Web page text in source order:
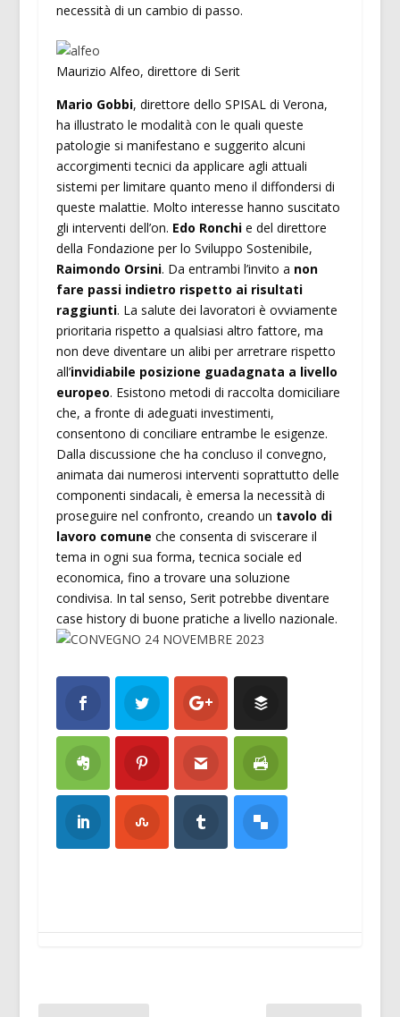
necessità di un cambio di passo.
Maurizio Alfeo, direttore di Serit
Mario Gobbi, direttore dello SPISAL di Verona,
ha illustrato le modalità con le quali queste
patologie si manifestano e suggerito alcuni
accorgimenti tecnici da applicare agli attuali
sistemi per limitare quanto meno il diffondersi di
queste malattie. Molto interesse hanno suscitato
gli interventi dell’on. Edo Ronchi e del direttore
della Fondazione per lo Sviluppo Sostenibile,
Raimondo Orsini. Da entrambi l’invito a non
fare passi indietro rispetto ai risultati
raggiunti. La salute dei lavoratori è ovviamente
prioritaria rispetto a qualsiasi altro fattore, ma
non deve diventare un alibi per arretrare rispetto
all’invidiabile posizione guadagnata a livello
europeo. Esistono metodi di raccolta domiciliare
che, a fronte di adeguati investimenti,
consentono di conciliare entrambe le esigenze.
Dalla discussione che ha concluso il convegno,
animata dai numerosi interventi soprattutto delle
componenti sindacali, è emersa la necessità di
proseguire nel confronto, creando un tavolo di
lavoro comune che consenta di sviscerare il
tema in ogni sua forma, tecnica sociale ed
economica, fino a trovare una soluzione
condivisa. In tal senso, Serit potrebbe diventare
case history di buone pratiche a livello nazionale.